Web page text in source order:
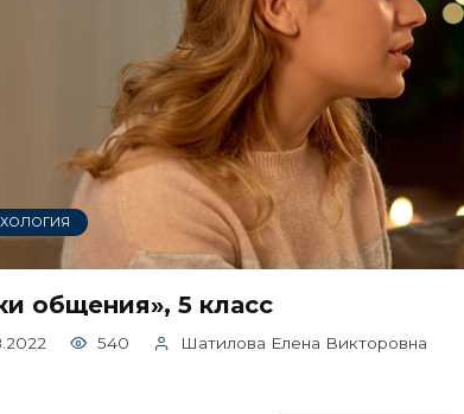
общения», 5 класс
540 Шатилова Елена Викторовна